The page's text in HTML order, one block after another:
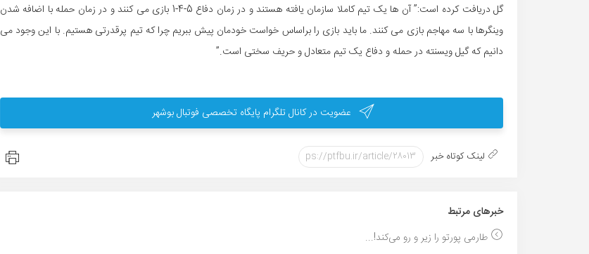
گل دریافت کرده است:” آن ها یک تیم کاملا سازمان یافته هستند و در زمان دفاع 5-4-1 بازی می کنند و در زمان حمله با اضافه شدن
وینگرها با سه مهاجم بازی می کنند. ما باید بازی را براساس خواست خودمان پیش ببریم چرا که تیم پرقدرتی هستیم. با این وجود می
دانیم که گیل ویسنته در حمله و دفاع یک تیم متعادل و حریف سختی است.”
عضویت در کانال تلگرام پایگاه تخصصی فوتبال بوشهر
لینک کوتاه خبر
خبر‌های مرتبط
طارمی پورتو را زیر و رو می‌کند!...